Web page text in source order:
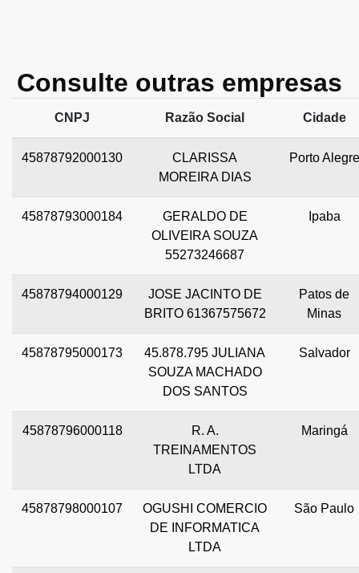
Consulte outras empresas
CNPJ Razão Social Cidade
45878792000130
CLARISSA
MOREIRA DIAS
Porto Alegre
45878793000184
GERALDO DE
OLIVEIRA SOUZA
55273246687
Ipaba
45878794000129
JOSE JACINTO DE
BRITO 61367575672
Patos de
Minas
45878795000173
45.878.795 JULIANA
SOUZA MACHADO
DOS SANTOS
Salvador
45878796000118
R. A.
TREINAMENTOS
LTDA
Maringá
45878798000107
OGUSHI COMERCIO
DE INFORMATICA
LTDA
São Paulo